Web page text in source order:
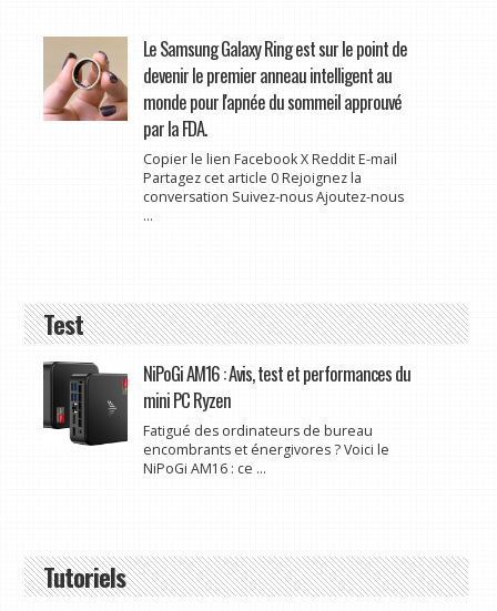
Le Samsung Galaxy Ring est sur le point de
devenir le premier anneau intelligent au
monde pour l'apnée du sommeil approuvé
par la FDA.
Copier le lien Facebook X Reddit E-mail
Partagez cet article 0 Rejoignez la
conversation Suivez-nous Ajoutez-nous
...
Test
NiPoGi AM16 : Avis, test et performances du
mini PC Ryzen
Fatigué des ordinateurs de bureau
encombrants et énergivores ? Voici le
NiPoGi AM16 : ce ...
Tutoriels